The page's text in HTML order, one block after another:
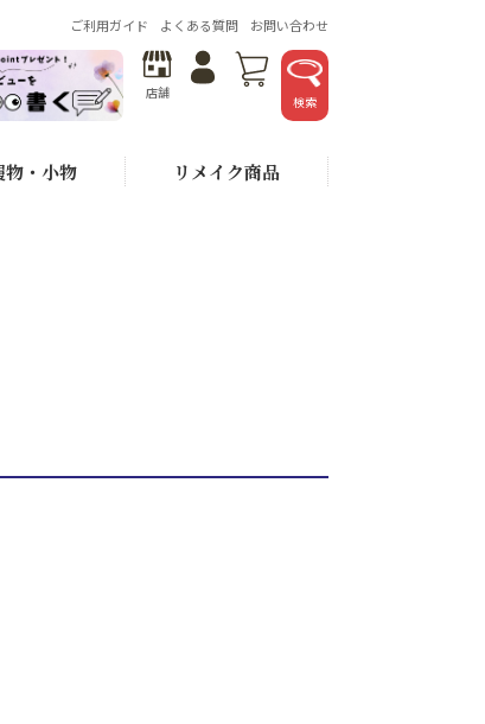
ご利用ガイド よくある質問 お問い合わせ
店舗
検索
物・小物 リメイク商品